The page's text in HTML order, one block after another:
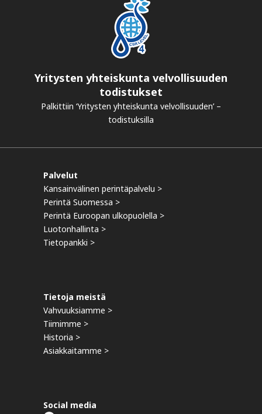
Yritysten yhteiskunta velvollisuuden
todistukset
Palkittiin ‘Yritysten yhteiskunta velvollisuuden’ –
todistuksilla
Palvelut
Kansainvälinen perintäpalvelu >
Perintä Suomessa >
Perintä Euroopan ulkopuolella >
Luotonhallinta >
Tietopankki >
Tietoja meistä
Vahvuuksiamme >
Tiimimme >
Historia >
Asiakkaitamme >
Social media